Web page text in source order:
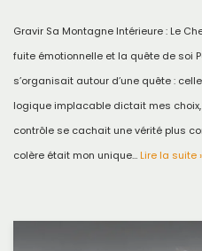
Gravir Sa Montagne Intérieure : Le
fuite émotionnelle et la quête de soi
s’organisait autour d’une quête :
logique implacable dictait mes
contrôle se cachait une vérité plus
colère était mon unique… Lire la suite